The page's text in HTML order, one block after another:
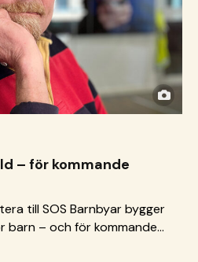
– för kommande
till SOS Barnbyar bygger
barn – och för kommande